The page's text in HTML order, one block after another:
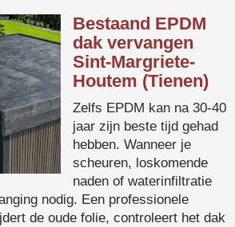
Bestaand EPDM
dak vervangen
Sint-Margriete-
Houtem (Tienen)
Zelfs EPDM kan na 30-40
jaar zijn beste tijd gehad
hebben. Wanneer je
scheuren, loskomende
naden of waterinfiltratie
nodig. Een professionele
de oude folie, controleert het dak